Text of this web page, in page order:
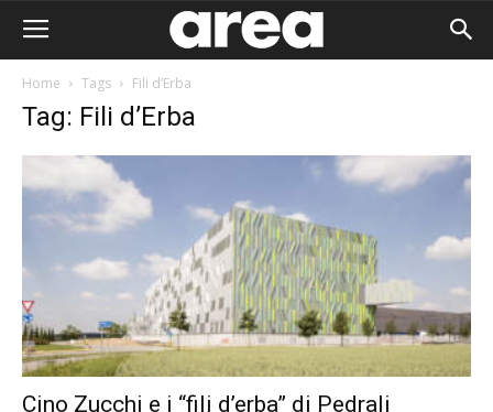
Home Tags Fili d’Erba
Tag: Fili d’Erba
Cino Zucchi e i “fili d’erba” di Pedrali